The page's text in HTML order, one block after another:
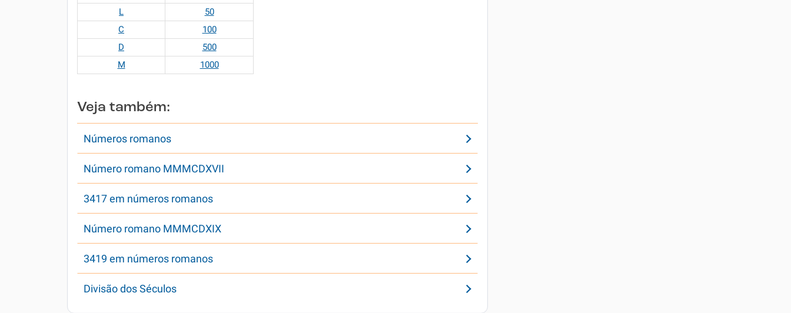
L
50
C
100
D
500
M
1000
Veja também:
Números romanos
Número romano MMMCDXVII
3417 em números romanos
Número romano MMMCDXIX
3419 em números romanos
Divisão dos Séculos